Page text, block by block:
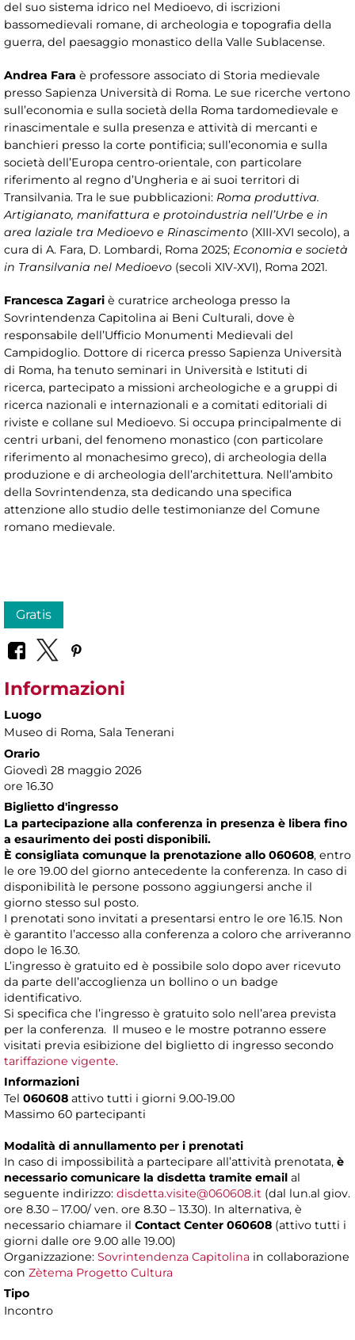
del suo sistema idrico nel Medioevo, di iscrizioni
bassomedievali romane, di archeologia e topografia della
guerra, del paesaggio monastico della Valle Sublacense.
Andrea Fara è professore associato di Storia medievale
presso Sapienza Università di Roma. Le sue ricerche vertono
sull’economia e sulla società della Roma tardomedievale e
rinascimentale e sulla presenza e attività di mercanti e
banchieri presso la corte pontificia; sull’economia e sulla
società dell’Europa centro-orientale, con particolare
riferimento al regno d’Ungheria e ai suoi territori di
Transilvania. Tra le sue pubblicazioni: Roma produttiva.
Artigianato, manifattura e protoindustria nell’Urbe e in
area laziale tra Medioevo e Rinascimento (XIII-XVI secolo), a
cura di A. Fara, D. Lombardi, Roma 2025; Economia e società
in Transilvania nel Medioevo (secoli XIV-XVI), Roma 2021.
Francesca Zagari è curatrice archeologa presso la
Sovrintendenza Capitolina ai Beni Culturali, dove è
responsabile dell’Ufficio Monumenti Medievali del
Campidoglio. Dottore di ricerca presso Sapienza Università
di Roma, ha tenuto seminari in Università e Istituti di
ricerca, partecipato a missioni archeologiche e a gruppi di
ricerca nazionali e internazionali e a comitati editoriali di
riviste e collane sul Medioevo. Si occupa principalmente di
centri urbani, del fenomeno monastico (con particolare
riferimento al monachesimo greco), di archeologia della
produzione e di archeologia dell’architettura. Nell’ambito
della Sovrintendenza, sta dedicando una specifica
attenzione allo studio delle testimonianze del Comune
romano medievale.
Gratis
Informazioni
Luogo
Museo di Roma, Sala Tenerani
Orario
Giovedì 28 maggio 2026
ore 16.30
Biglietto d'ingresso
La partecipazione alla conferenza in presenza è libera fino
a esaurimento dei posti disponibili.
È consigliata comunque la prenotazione allo 060608, entro
le ore 19.00 del giorno antecedente la conferenza. In caso di
disponibilità le persone possono aggiungersi anche il
giorno stesso sul posto.
I prenotati sono invitati a presentarsi entro le ore 16.15. Non
è garantito l’accesso alla conferenza a coloro che arriveranno
dopo le 16.30.
L’ingresso è gratuito ed è possibile solo dopo aver ricevuto
da parte dell’accoglienza un bollino o un badge
identificativo.
Si specifica che l’ingresso è gratuito solo nell’area prevista
per la conferenza. Il museo e le mostre potranno essere
visitati previa esibizione del biglietto di ingresso secondo
tariffazione vigente.
Informazioni
Tel 060608 attivo tutti i giorni 9.00-19.00
Massimo 60 partecipanti
Modalità di annullamento per i prenotati
In caso di impossibilità a partecipare all’attività prenotata, è
necessario comunicare la disdetta tramite email al
seguente indirizzo: disdetta.visite@060608.it (dal lun.al giov.
ore 8.30 – 17.00/ ven. ore 8.30 – 13.30). In alternativa, è
necessario chiamare il Contact Center 060608 (attivo tutti i
giorni dalle ore 9.00 alle 19.00)
Organizzazione: Sovrintendenza Capitolina in collaborazione
con Zètema Progetto Cultura
Tipo
Incontro